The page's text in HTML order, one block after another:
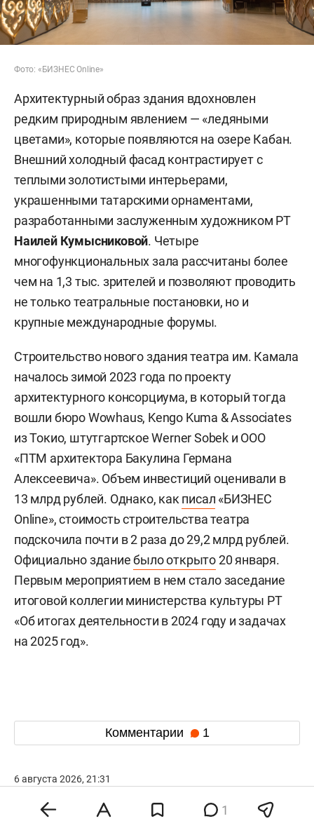
Фото: «БИЗНЕС Online»
Архитектурный образ здания вдохновлен
редким природным явлением — «ледяными
цветами», которые появляются на озере Кабан.
Внешний холодный фасад контрастирует с
теплыми золотистыми интерьерами,
украшенными татарскими орнаментами,
разработанными заслуженным художником РТ
Наилей Кумысниковой. Четыре
многофункциональных зала рассчитаны более
чем на 1,3 тыс. зрителей и позволяют проводить
не только театральные постановки, но и
крупные международные форумы.
Строительство нового здания театра им. Камала
началось зимой 2023 года по проекту
архитектурного консорциума, в который тогда
вошли бюро Wowhaus, Kengo Kuma & Associates
из Токио, штутгартское Werner Sobek и ООО
«ПТМ архитектора Бакулина Германа
Алексеевича». Объем инвестиций оценивали в
13 млрд рублей. Однако, как писал «БИЗНЕС
Online», стоимость строительства театра
подскочила почти в 2 раза до 29,2 млрд рублей.
Официально зданиебыло открыто20 января.
Первым мероприятием в нем стало заседание
итоговой коллегии министерства культуры РТ
«Об итогах деятельности в 2024 году и задачах
на 2025 год».
Комментарии 1
6 августа 2026, 21:31
Аналитик: миллион рублей
1